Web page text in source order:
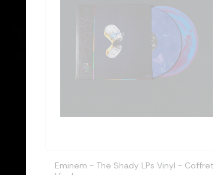
Eminem - The Shady LPs Vinyl - Coffret